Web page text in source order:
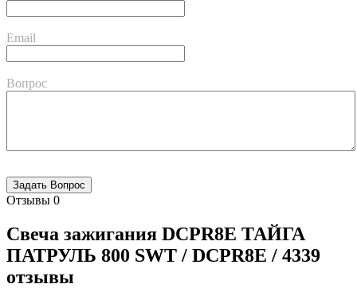
Email
Вопрос
Отзывы 0
Свеча зажигания DCPR8E ТАЙГА
ПАТРУЛЬ 800 SWT / DCPR8E / 4339
отзывы